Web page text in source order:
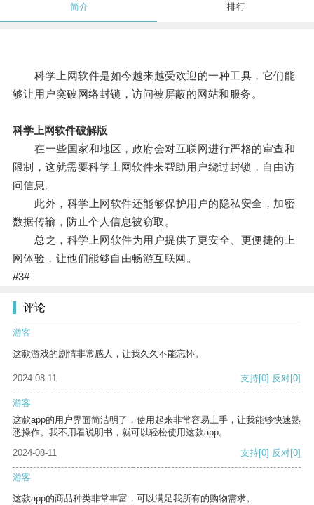
简介 排行
科学上网软件是如今越来越受欢迎的一种工具，它们能
够让用户突破网络封锁，访问被屏蔽的网站和服务。
科学上网软件破解版
在一些国家和地区，政府会对互联网进行严格的审查和
限制，这就需要科学上网软件来帮助用户绕过封锁，自由访
问信息。
此外，科学上网软件还能够保护用户的隐私安全，加密
数据传输，防止个人信息被窃取。
总之，科学上网软件为用户提供了更安全、更便捷的上
网体验，让他们能够自由畅游互联网。
#3#
评论
游客
这款游戏的剧情非常感人，让我久久不能忘怀。
2024-08-11 支持[0] 反对[0]
游客
这款app的用户界面简洁明了，使用起来非常容易上手，让我能够快速熟
悉操作。我不用看说明书，就可以轻松使用这款app。
2024-08-11
支持[0] 反对[0]
游客
这款app的商品种类非常丰富，可以满足我所有的购物需求。